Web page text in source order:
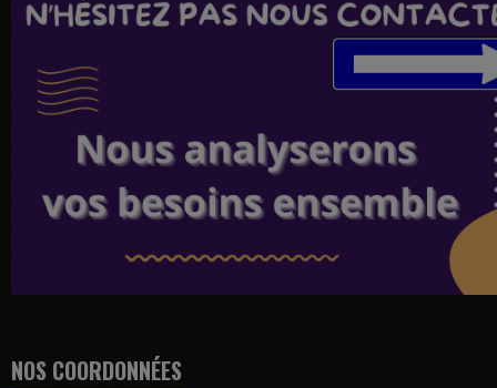
NOS COORDONNÉES